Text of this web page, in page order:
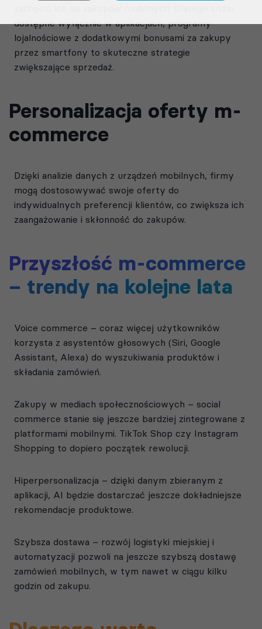
dostępne wyłącznie w aplikacjach, programy
lojalnościowe z dodatkowymi bonusami za zakupy
przez smartfony to skuteczne strategie
zwiększające sprzedaż.
Personalizacja oferty m-
commerce
Dzięki analizie danych z urządzeń mobilnych, firmy
mogą dostosowywać swoje oferty do
indywidualnych preferencji klientów, co zwiększa ich
zaangażowanie i skłonność do zakupów.
Przyszłość m-commerce
– trendy na kolejne lata
Voice commerce – coraz więcej użytkowników
korzysta z asystentów głosowych (Siri, Google
Assistant, Alexa) do wyszukiwania produktów i
składania zamówień.
Zakupy w mediach społecznościowych – social
commerce stanie się jeszcze bardziej zintegrowane z
platformami mobilnymi. TikTok Shop czy Instagram
Shopping to dopiero początek rewolucji.
Hiperpersonalizacja – dzięki danym zbieranym z
aplikacji, AI będzie dostarczać jeszcze dokładniejsze
rekomendacje produktowe.
Szybsza dostawa – rozwój logistyki miejskiej i
automatyzacji pozwoli na jeszcze szybszą dostawę
zamówień mobilnych, w tym nawet w ciągu kilku
godzin od zakupu.